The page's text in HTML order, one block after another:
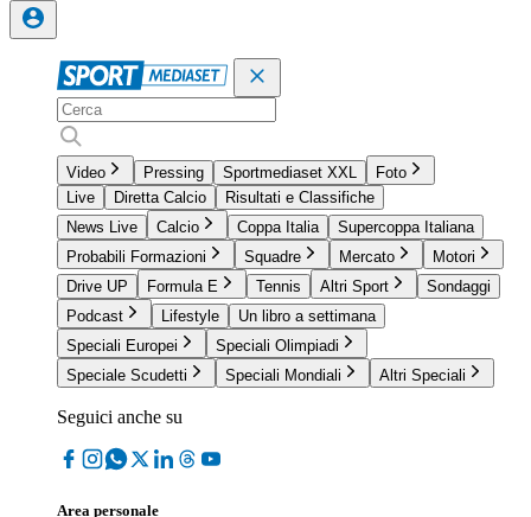
Video Pressing Sportmediaset XXL
Foto
Live
Diretta Calcio
Risultati e Classifiche
News Live
Calcio Coppa Italia
Supercoppa Italiana
Probabili Formazioni
Squadre Mercato
Motori
Drive UP
Formula E Tennis Altri Sport
Sondaggi
Podcast
Lifestyle
Un libro a settimana
Speciali Europei
Speciali Olimpiadi
Speciale Scudetti
Speciali Mondiali Altri Speciali
Seguici anche su
Area personale